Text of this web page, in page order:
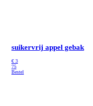
suikervrij appel gebak
€ 3
75
Bestel